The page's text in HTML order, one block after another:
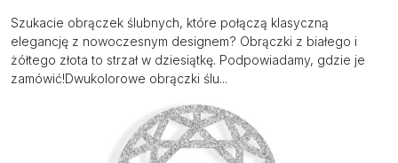
Szukacie obrączek ślubnych, które połączą klasyczną
elegancję z nowoczesnym designem? Obrączki z białego i
żółtego złota to strzał w dziesiątkę. Podpowiadamy, gdzie je
zamówić!Dwukolorowe obrączki ślu...